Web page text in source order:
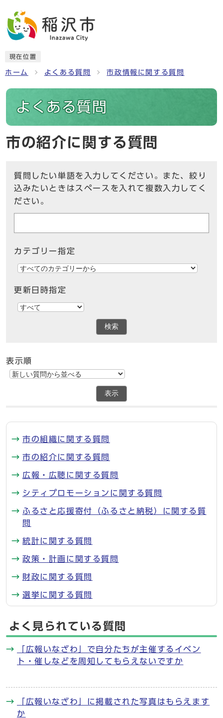
現在位置
ホーム よくある質問 市政情報に関する質問
よくある質問
市の紹介に関する質問
質問したい単語を入力してください。また、絞り
込みたいときはスペースを入れて複数入力してく
ださい。
カテゴリー指定
更新日時指定
検索
表示順
表示
市の組織に関する質問
市の紹介に関する質問
広報・広聴に関する質問
シティプロモーションに関する質問
ふるさと応援寄付（ふるさと納税）に関する質
問
統計に関する質問
政策・計画に関する質問
財政に関する質問
選挙に関する質問
よく見られている質問
「広報いなざわ」で自分たちが主催するイベン
ト・催しなどを周知してもらえないですか
「広報いなざわ」に掲載された写真はもらえます
か